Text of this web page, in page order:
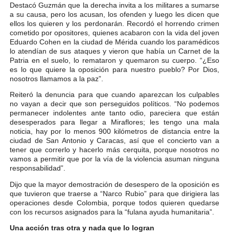
Destacó Guzmán que la derecha invita a los militares a sumarse
a su causa, pero los acusan, los ofenden y luego les dicen que
ellos los quieren y los perdonarán. Recordó el horrendo crimen
cometido por opositores, quienes acabaron con la vida del joven
Eduardo Cohen en la ciudad de Mérida cuando los paramédicos
lo atendían de sus ataques y vieron que había un Carnet de la
Patria en el suelo, lo remataron y quemaron su cuerpo. “¿Eso
es lo que quiere la oposición para nuestro pueblo? Por Dios,
nosotros llamamos a la paz”.
Reiteró la denuncia para que cuando aparezcan los culpables
no vayan a decir que son perseguidos políticos. “No podemos
permanecer indolentes ante tanto odio, pareciera que están
desesperados para llegar a Miraflores; les tengo una mala
noticia, hay por lo menos 900 kilómetros de distancia entre la
ciudad de San Antonio y Caracas, así que el concierto van a
tener que correrlo y hacerlo más cerquita, porque nosotros no
vamos a permitir que por la vía de la violencia asuman ninguna
responsabilidad”.
Dijo que la mayor demostración de desespero de la oposición es
que tuvieron que traerse a “Narco Rubio” para que dirigiera las
operaciones desde Colombia, porque todos quieren quedarse
con los recursos asignados para la “fulana ayuda humanitaria”.
Una acción tras otra y nada que lo logran